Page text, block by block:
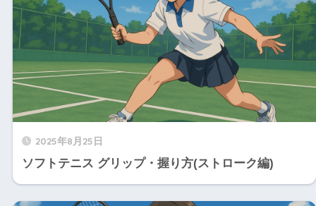
2025年8月25日
ソフトテニス グリップ・握り方(ストローク編)